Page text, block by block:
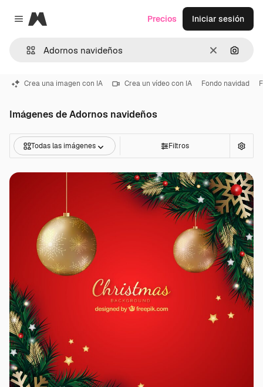
Close menu
Magnific
Borrar
Precios Iniciar sesión
Crea una imagen con IA Crea un vídeo con IA Fondo navidad
Imágenes de Adornos navideños
Todas las imágenes Filtros